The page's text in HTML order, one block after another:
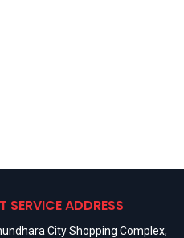
SERVICE ADDRESS
City Shopping Complex,